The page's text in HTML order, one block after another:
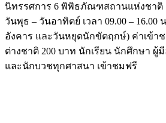
นิทรรศการ 6 พิพิธภัณฑสถานแห่งชาติ
วันพุธ – วันอาทิตย์ เวลา 09.00 –
อังคาร และวันหยุดนักขัตฤกษ์) ค่าเข้า
ต่างชาติ 200 บาท นักเรียน นักศึกษา ผู้
และนักบวชทุกศาสนา เข้าชมฟรี